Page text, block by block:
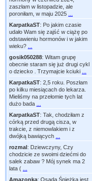
zaszłam w listopadzie, ale
poroniłam, w maju 2025
KarpatkaST: Po jakim czasie
udało Wam się zajść w ciążę po
odstawieniu hormonów i w jakim
wieku?
gosik050288: Witam grupę
obecnie staram się już drugi cykl
o dziecko . Trzymajcie kciuki
KarpatkaST: 2,5 roku. Poszłam
po kilku miesiącach do lekarza.
Mieliśmy na przełomie tych lat
dużo bada
KarpatkaST: Tak, chodziłam z
córką przed drugą cisza, w
trakcie, z niemowlakiem i z
dwójką bawiących
rozmal: Dziewczyny, Czy
chodzicie ze swoimi dziećmi do
salek zabaw ? Mój synek ma 2
lata (
Amazonka: Osada Śnieżka jest